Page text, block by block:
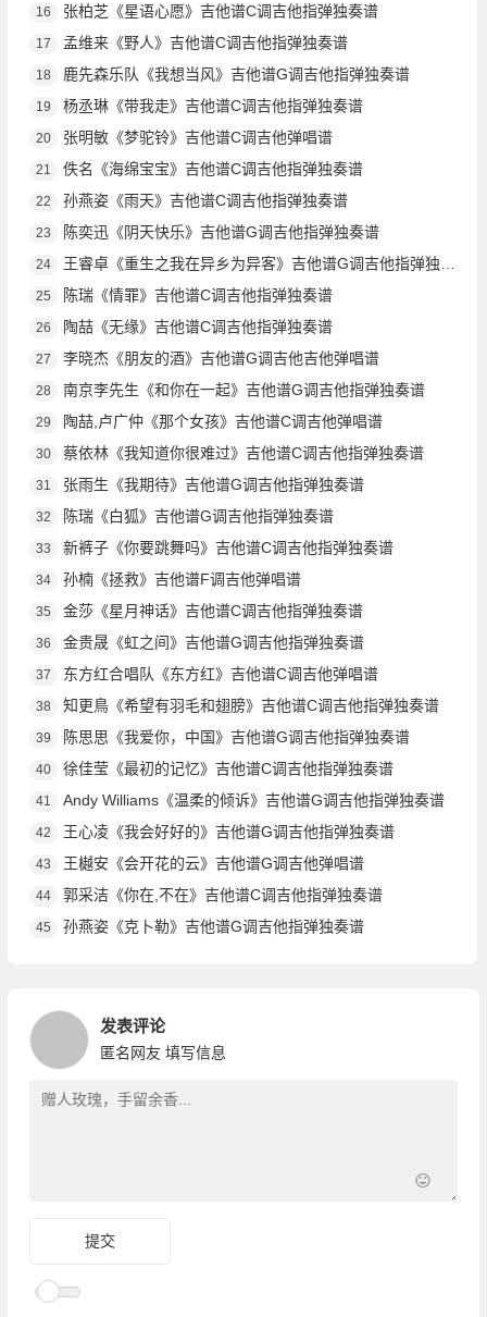
16 张柏芝《星语心愿》吉他谱C调吉他指弹独奏谱
17 孟维来《野人》吉他谱C调吉他指弹独奏谱
18 鹿先森乐队《我想当风》吉他谱G调吉他指弹独奏谱
19 杨丞琳《带我走》吉他谱C调吉他指弹独奏谱
20 张明敏《梦驼铃》吉他谱C调吉他弹唱谱
21 佚名《海绵宝宝》吉他谱C调吉他指弹独奏谱
22 孙燕姿《雨天》吉他谱C调吉他指弹独奏谱
23 陈奕迅《阴天快乐》吉他谱G调吉他指弹独奏谱
24 王睿卓《重生之我在异乡为异客》吉他谱G调吉他指弹独奏谱
25 陈瑞《情罪》吉他谱C调吉他指弹独奏谱
26 陶喆《无缘》吉他谱C调吉他指弹独奏谱
27 李晓杰《朋友的酒》吉他谱G调吉他吉他弹唱谱
28 南京李先生《和你在一起》吉他谱G调吉他指弹独奏谱
29 陶喆,卢广仲《那个女孩》吉他谱C调吉他弹唱谱
30 蔡依林《我知道你很难过》吉他谱C调吉他指弹独奏谱
31 张雨生《我期待》吉他谱G调吉他指弹独奏谱
32 陈瑞《白狐》吉他谱G调吉他指弹独奏谱
33 新裤子《你要跳舞吗》吉他谱C调吉他指弹独奏谱
34 孙楠《拯救》吉他谱F调吉他弹唱谱
35 金莎《星月神话》吉他谱C调吉他指弹独奏谱
36 金贵晟《虹之间》吉他谱G调吉他指弹独奏谱
37 东方红合唱队《东方红》吉他谱C调吉他弹唱谱
38 知更鳥《希望有羽毛和翅膀》吉他谱C调吉他指弹独奏谱
39 陈思思《我爱你，中国》吉他谱G调吉他指弹独奏谱
40 徐佳莹《最初的记忆》吉他谱C调吉他指弹独奏谱
41 Andy Williams《温柔的倾诉》吉他谱G调吉他指弹独奏谱
42 王心凌《我会好好的》吉他谱G调吉他指弹独奏谱
43 王樾安《会开花的云》吉他谱G调吉他弹唱谱
44 郭采洁《你在,不在》吉他谱C调吉他指弹独奏谱
45 孙燕姿《克卜勒》吉他谱G调吉他指弹独奏谱
发表评论
匿名网友 填写信息